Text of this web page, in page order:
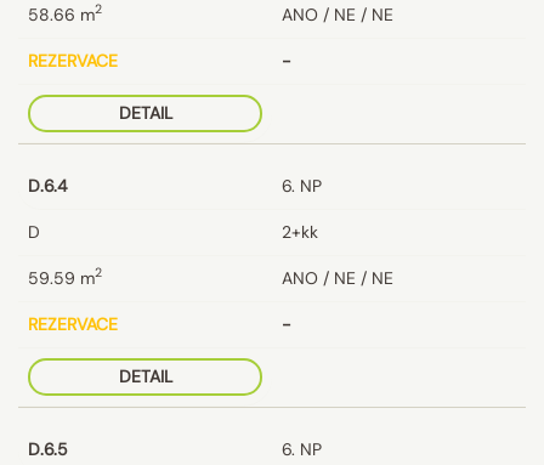
58.66 m2 ANO / NE / NE
REZERVACE -
DETAIL
D.6.4 6. NP
D 2+kk
59.59 m2 ANO / NE / NE
REZERVACE -
DETAIL
D.6.5 6. NP